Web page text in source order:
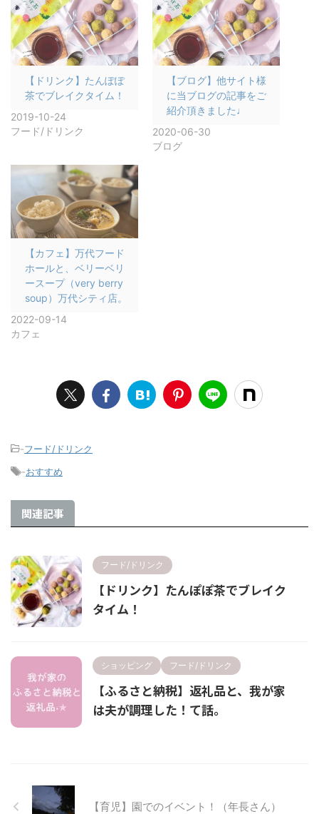
【ドリンク】たんぽぽ
茶でブレイクタイム！
2019-10-24
フード/ドリンク
【ブログ】他サイト様
に当ブログの記事をご
紹介頂きました♩
2020-06-30
ブログ
【カフェ】万代フード
ホールと、ベリーベリ
ースープ（very berry
soup）万代シティ店。
2022-09-14
カフェ
-フード/ドリンク
-おすすめ
関連記事
フード/ドリンク
【ドリンク】たんぽぽ茶でブレイク
タイム！
ショッピング フード/ドリンク
【ふるさと納税】返礼品と、我が家
は夫が調理した！て話。
【育児】園でのイベント！（年長さん）